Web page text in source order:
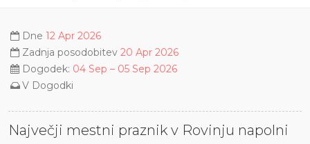
Dne 12 Apr 2026
Zadnja posodobitev 20 Apr 2026
Dogodek: 04 Sep – 05 Sep 2026
V Dogodki
Največji mestni praznik v Rovinju napolni